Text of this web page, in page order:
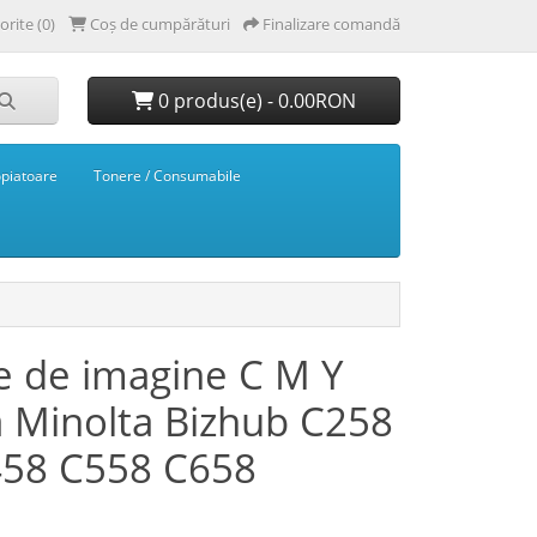
(0) Coș de cumpărături Finalizare comandă
0 produs(e) - 0.00RON
Tonere / Consumabile
de imagine C M Y
Bizhub C258
C558 C658